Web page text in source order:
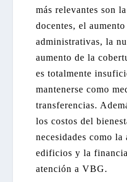
más relevantes son
docentes, el
administrativas, la
aumento de la
es totalmente
mantenerse como
transferencias.
los costos del
necesidades como
edificios y la
atención a VBG.